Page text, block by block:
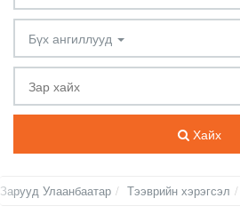
Бүх ангиллууд
Хайх
Зарууд Улаанбаатар Тээврийн хэрэгсэл